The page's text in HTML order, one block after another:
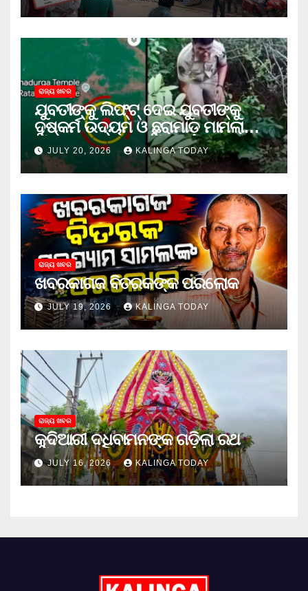
ରାଜ୍ୟ ଖବର
ଯୁବତୀଙ୍କୁ ଲିଫ୍‌ଟ୍‌ ଦେଇ ଯୁବତୀଙ୍କୁ
ଦୁଷ୍କର୍ମ ଉଦ୍ୟମ ଓ ଛୁରାମାଡ଼ ମାମଲାରେ
ଜେଲ ଗଲା ଅଭିଯୁକ୍ତ
JULY 20, 2026 KALINGA TODAY
ରାଜ୍ୟ ଖବର
ଖବରକାଗଜ ବିତରକଙ୍କ ପରଲୋକ
JULY 19, 2026 KALINGA TODAY
ରାଜ୍ୟ ଖବର
କୁଦିଆରୀ ଦଧିବାମନଙ୍କ ଗଡ଼ିଲା ରଥ
JULY 16, 2026 KALINGA TODAY